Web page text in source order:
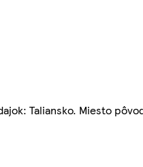
Taliansko. Miesto